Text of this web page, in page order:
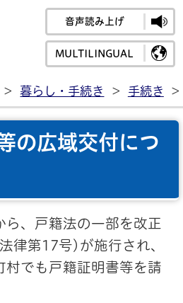
那珂市公式ホームペ
音声読み上げ
MULTILINGUAL
> 暮らし・手続き > 手続き >
の広域交付につ
ら、戸籍法の一部を改正
律第17号)が施行され、
村でも戸籍証明書等を請